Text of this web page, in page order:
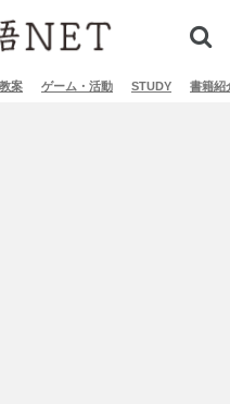
教案 ゲーム・活動 STUDY 書籍紹